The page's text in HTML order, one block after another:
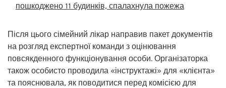
пошкоджено 11 будинків, спалахнула пожежа
Після цього сімейний лікар направив пакет документів
на розгляд експертної команди з оцінювання
повсякденного функціонування особи. Організаторка
також особисто проводила «інструктажі» для «клієнта»
та пояснювала, як поводитися перед комісією для